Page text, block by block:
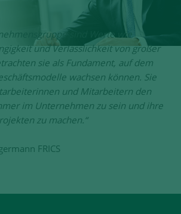
sind Werte wie
und Verlässlichkeit von großer
sie als Fundament, auf dem
wachsen können. Sie
und Mitarbeitern den
im Unternehmen zu sein und ihre
zu machen.“
FRICS